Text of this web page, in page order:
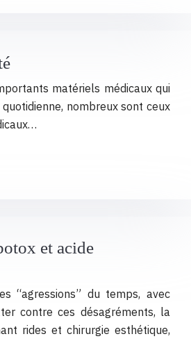
matériels médicaux qui
nombreux sont ceux
et acide
“agressions” du temps, avec
contre ces désagréments, la
rides et chirurgie esthétique,